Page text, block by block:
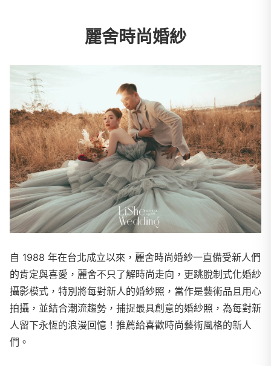
麗舍時尚婚紗
自 1988 年在台北成立以來，麗舍時尚婚紗一直備受新人們
的肯定與喜愛，麗舍不只了解時尚走向，更跳脫制式化婚紗
攝影模式，特別將每對新人的婚紗照，當作是藝術品且用心
拍攝，並結合潮流趨勢，捕捉最具創意的婚紗照，為每對新
人留下永恆的浪漫回憶！推薦給喜歡時尚藝術風格的新人
們。